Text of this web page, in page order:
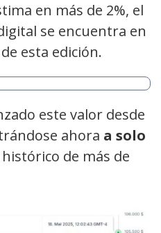
en más de 2%, el
se encuentra en
esta edición.
este valor desde
ahora a solo
de más de